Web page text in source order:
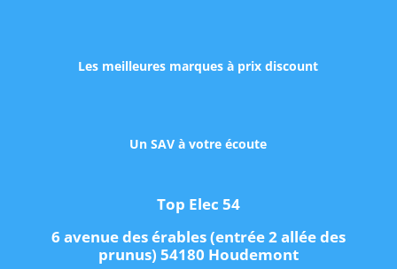
Les meilleures marques à prix discount
Un SAV à votre écoute
Top Elec 54
6 avenue des érables (entrée 2 allée des
prunus) 54180 Houdemont